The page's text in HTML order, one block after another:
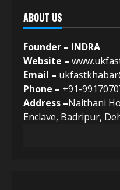
ABOUT US
Founder – INDRA
Website –
Email –
Phone – +91-
Address –Naithani
Enclave, Badripur,